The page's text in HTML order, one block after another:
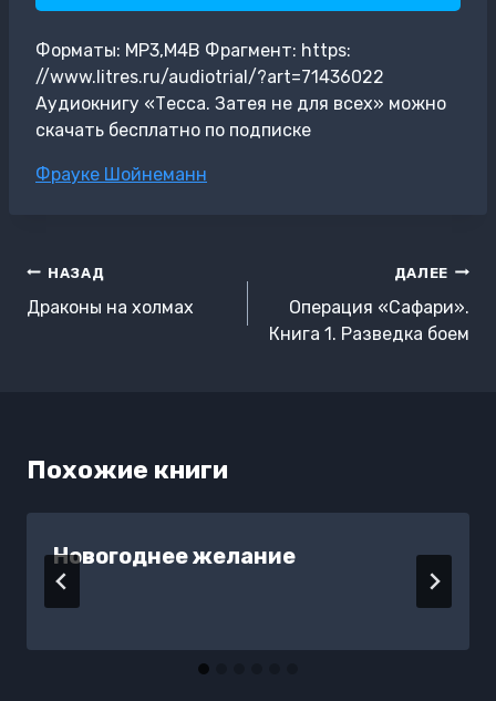
Форматы: MP3,M4B Фрагмент: https:
//www.litres.ru/audiotrial/?art=71436022
Аудиокнигу «Тесса. Затея не для всех» можно
скачать бесплатно по подписке
Метки
Фрауке Шойнеманн
Навигация
по
НАЗАД
Драконы на холмах
ДАЛЕЕ
Операция «Сафари».
Книга 1. Разведка боем
Похожие книги
Новогоднее желание